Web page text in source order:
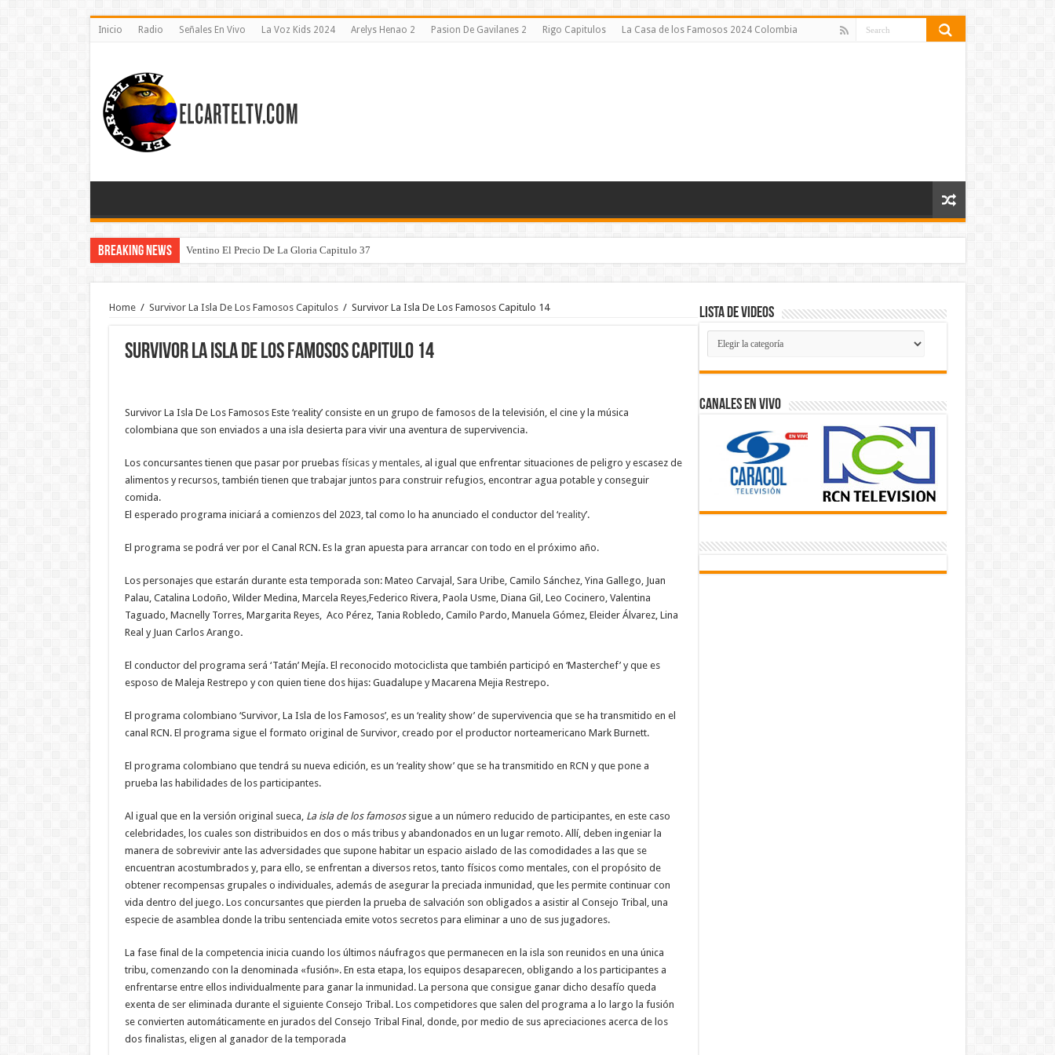
Inicio Radio Señales En Vivo La Voz Kids 2024 Arelys Henao 2 Pasion De Gavilanes 2 Rigo Capitulos La Casa de los Famosos 2024 Colombia
Breaking News Ventino El Precio De La Gloria Capitulo 37
Home / Survivor La Isla De Los Famosos Capitulos / Survivor La Isla De Los Famosos Capitulo 14
Survivor La Isla De Los Famosos Capitulo 14
Survivor La Isla De Los Famosos Este ‘reality’ consiste en un grupo de famosos de la televisión, el cine y la música
colombiana que son enviados a una isla desierta para vivir una aventura de supervivencia.
Los concursantes tienen que pasar por pruebas físicas y mentales, al igual que enfrentar situaciones de peligro y escasez de
alimentos y recursos, también tienen que trabajar juntos para construir refugios, encontrar agua potable y conseguir
comida.
El esperado programa iniciará a comienzos del 2023, tal como lo ha anunciado el conductor del ‘reality’.
El programa se podrá ver por el Canal RCN. Es la gran apuesta para arrancar con todo en el próximo año.
Los personajes que estarán durante esta temporada son: Mateo Carvajal, Sara Uribe, Camilo Sánchez, Yina Gallego, Juan
Palau, Catalina Lodoño, Wilder Medina, Marcela Reyes,Federico Rivera, Paola Usme, Diana Gil, Leo Cocinero, Valentina
Taguado, Macnelly Torres, Margarita Reyes, Aco Pérez, Tania Robledo, Camilo Pardo, Manuela Gómez, Eleider Álvarez, Lina
Real y Juan Carlos Arango.
El conductor del programa será ‘Tatán’ Mejía. El reconocido motociclista que también participó en ‘Masterchef’ y que es
esposo de Maleja Restrepo y con quien tiene dos hijas: Guadalupe y Macarena Mejia Restrepo.
El programa colombiano ‘Survivor, La Isla de los Famosos’, es un ‘reality show’ de supervivencia que se ha transmitido en el
canal RCN. El programa sigue el formato original de Survivor, creado por el productor norteamericano Mark Burnett.
El programa colombiano que tendrá su nueva edición, es un ‘reality show’ que se ha transmitido en RCN y que pone a
prueba las habilidades de los participantes.
Al igual que en la versión original sueca, La isla de los famosossigue a un número reducido de participantes, en este caso
celebridades, los cuales son distribuidos en dos o más tribus y abandonados en un lugar remoto. Allí, deben ingeniar la
manera de sobrevivir ante las adversidades que supone habitar un espacio aislado de las comodidades a las que se
encuentran acostumbrados y, para ello, se enfrentan a diversos retos, tanto físicos como mentales, con el propósito de
obtener recompensas grupales o individuales, además de asegurar la preciada inmunidad, que les permite continuar con
vida dentro del juego. Los concursantes que pierden la prueba de salvación son obligados a asistir al Consejo Tribal, una
especie de asamblea donde la tribu sentenciada emite votos secretos para eliminar a uno de sus jugadores.
La fase final de la competencia inicia cuando los últimos náufragos que permanecen en la isla son reunidos en una única
tribu, comenzando con la denominada «fusión». En esta etapa, los equipos desaparecen, obligando a los participantes a
enfrentarse entre ellos individualmente para ganar la inmunidad. La persona que consigue ganar dicho desafío queda
exenta de ser eliminada durante el siguiente Consejo Tribal. Los competidores que salen del programa a lo largo la fusión
se convierten automáticamente en jurados del Consejo Tribal Final, donde, por medio de sus apreciaciones acerca de los
dos finalistas, eligen al ganador de la temporada
Lista de Videos
Lista
de
Videos
Canales En Vivo